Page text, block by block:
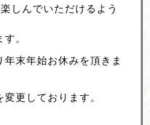
しんでいただけるよう
。
末年始お休みを頂きま
更しております。